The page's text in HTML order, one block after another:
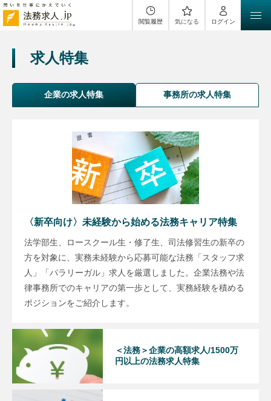
閲覧履歴 気になる ログイン
求人特集
企業の求人特集 事務所の求人特集
〈新卒向け〉未経験から始める法務キャリア特集
法学部生、ロースクール生・修了生、司法修習生の新卒の
方を対象に、実務未経験から応募可能な法務「スタッフ求
人」「パラリーガル」求人を厳選しました。企業法務や法
律事務所でのキャリアの第一歩として、実務経験を積める
ポジションをご紹介します。
＜法務＞企業の高額求人/1500万
円以上の法務求人特集